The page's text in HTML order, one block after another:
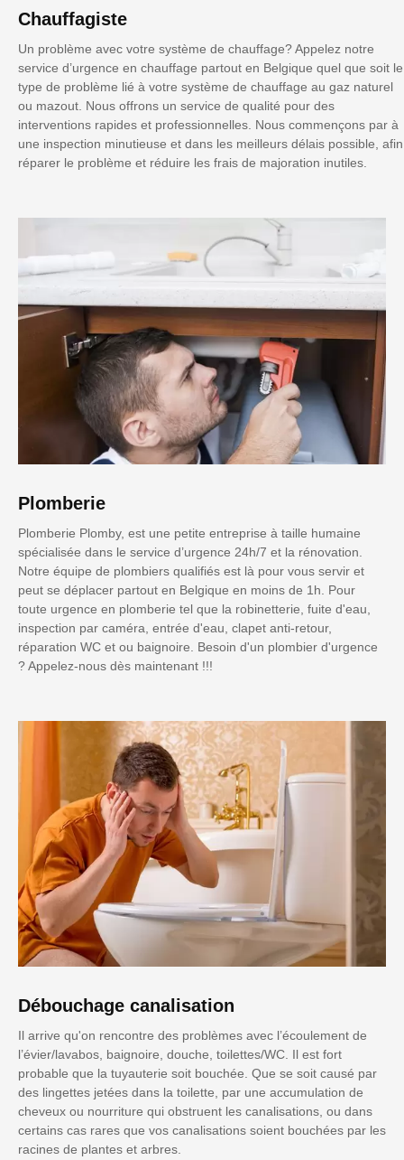
Chauffagiste
Un problème avec votre système de chauffage? Appelez notre
service d’urgence en chauffage partout en Belgique quel que soit le
type de problème lié à votre système de chauffage au gaz naturel
ou mazout. Nous offrons un service de qualité pour des
interventions rapides et professionnelles. Nous commençons par à
une inspection minutieuse et dans les meilleurs délais possible, afin
réparer le problème et réduire les frais de majoration inutiles.
Plomberie
Plomberie Plomby, est une petite entreprise à taille humaine
spécialisée dans le service d’urgence 24h/7 et la rénovation.
Notre équipe de plombiers qualifiés est là pour vous servir et
peut se déplacer partout en Belgique en moins de 1h. Pour
toute urgence en plomberie tel que la robinetterie, fuite d'eau,
inspection par caméra, entrée d'eau, clapet anti-retour,
réparation WC et ou baignoire. Besoin d'un plombier d'urgence
? Appelez-nous dès maintenant !!!
Débouchage canalisation
Il arrive qu'on rencontre des problèmes avec l’écoulement de
l’évier/lavabos, baignoire, douche, toilettes/WC. Il est fort
probable que la tuyauterie soit bouchée. Que se soit causé par
des lingettes jetées dans la toilette, par une accumulation de
cheveux ou nourriture qui obstruent les canalisations, ou dans
certains cas rares que vos canalisations soient bouchées par les
racines de plantes et arbres.